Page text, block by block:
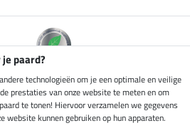
paard?
technologieën om je een optimale en veilige
prestaties van onze website te meten en om
te tonen! Hiervoor verzamelen we gegevens
website kunnen gebruiken op hun apparaten.